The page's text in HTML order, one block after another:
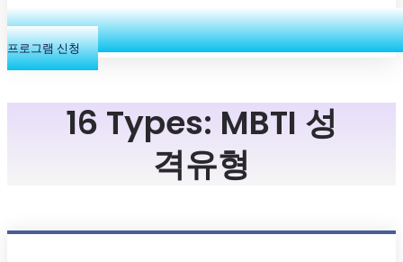
프로그램 신청
16 Types: MBTI 성
격유형